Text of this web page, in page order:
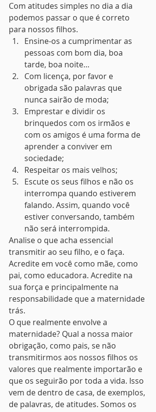
Com atitudes simples no dia a dia
podemos passar o que é correto
para nossos filhos.
Ensine-os a cumprimentar as
pessoas com bom dia, boa
tarde, boa noite…
Com licença, por favor e
obrigada são palavras que
nunca sairão de moda;
Emprestar e dividir os
brinquedos com os irmãos e
com os amigos é uma forma de
aprender a conviver em
sociedade;
Respeitar os mais velhos;
Escute os seus filhos e não os
interrompa quando estiverem
falando. Assim, quando você
estiver conversando, também
não será interrompida.
Analise o que acha essencial
transmitir ao seu filho, e o faça.
Acredite em você como mãe, como
pai, como educadora. Acredite na
sua força e principalmente na
responsabilidade que a maternidade
trás.
O que realmente envolve a
maternidade? Qual a nossa maior
obrigação, como pais, se não
transmitirmos aos nossos filhos os
valores que realmente importarão e
que os seguirão por toda a vida. Isso
vem de dentro de casa, de exemplos,
de palavras, de atitudes. Somos os